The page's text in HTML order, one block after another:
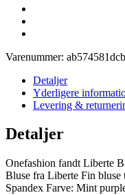
Varenummer:
Detaljer
Yderligere
Levering &
Detaljer
Onefashion fandt Liberte
Bluse fra Liberte Fin bluse
Spandex Farve: Mint